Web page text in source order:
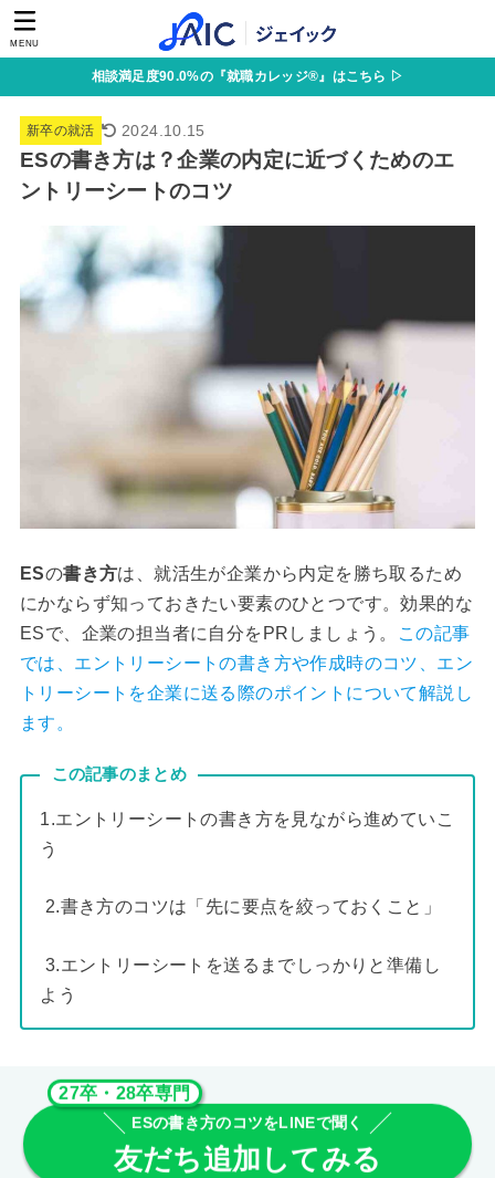
MENU
相談満足度90.0%の『就職カレッジ®』はこちら ▷
新卒の就活 2024.10.15
ESの書き方は？企業の内定に近づくためのエ
ントリーシートのコツ
ESの書き方は、就活生が企業から内定を勝ち取るため
にかならず知っておきたい要素のひとつです。効果的な
ESで、企業の担当者に自分をPRしましょう。
この記事
では、エントリーシートの書き方や作成時のコツ、エン
トリーシートを企業に送る際のポイントについて解説し
ます。
この記事のまとめ
1.エントリーシートの書き方を見ながら進めていこ
う
2.書き方のコツは「先に要点を絞っておくこと」
3.エントリーシートを送るまでしっかりと準備し
よう
27卒・28卒専門
ESの書き方のコツをLINEで聞く
友だち追加してみる